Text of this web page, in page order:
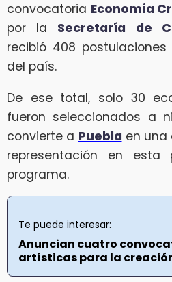
convocatoria Economía
por la Secretaría de
recibió 408
del país.
De ese total, solo 30
fueron seleccionados a
convierte a Puebla en una
representación en esta
programa.
Te puede interesar:
Anuncian cuatro
artísticas para la